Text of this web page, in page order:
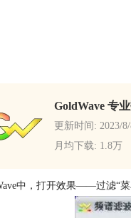
GoldWave 专
更新时间: 2023/
月均下载: 1.8万
中，打开效果——过滤“